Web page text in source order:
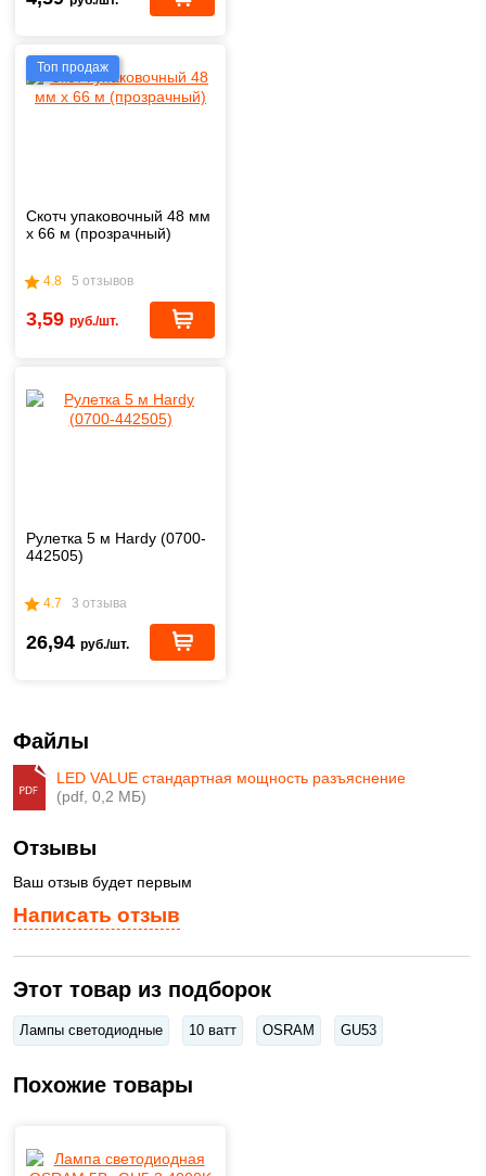
Топ продаж
Скотч упаковочный 48 мм
х 66 м (прозрачный)
4.8 5 отзывов
3,59 руб./шт.
Рулетка 5 м Hardy (0700-
442505)
4.7 3 отзыва
26,94 руб./шт.
Файлы
LED VALUE стандартная мощность разъяснение
(pdf, 0,2 МБ)
Написать отзыв
Отзывы
Ваш отзыв будет первым
Этот товар из подборок
Лампы светодиодные 10 ватт OSRAM GU53
Похожие товары